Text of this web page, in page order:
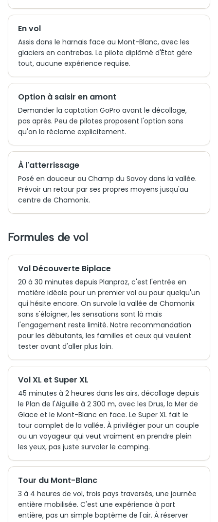
En vol
Assis dans le harnais face au Mont-Blanc, avec les
glaciers en contrebas. Le pilote diplômé d'État gère
tout, aucune expérience requise.
Option à saisir en amont
Demander la captation GoPro avant le décollage,
pas après. Peu de pilotes proposent l'option sans
qu'on la réclame explicitement.
À l'atterrissage
Posé en douceur au Champ du Savoy dans la vallée.
Prévoir un retour par ses propres moyens jusqu'au
centre de Chamonix.
Formules de vol
Vol Découverte Biplace
20 à 30 minutes depuis Planpraz, c'est l'entrée en
matière idéale pour un premier vol ou pour quelqu'un
qui hésite encore. On survole la vallée de Chamonix
sans s'éloigner, les sensations sont là mais
l'engagement reste limité. Notre recommandation
pour les débutants, les familles et ceux qui veulent
tester avant d'aller plus loin.
Vol XL et Super XL
45 minutes à 2 heures dans les airs, décollage depuis
le Plan de l'Aiguille à 2 300 m, avec les Drus, la Mer de
Glace et le Mont-Blanc en face. Le Super XL fait le
tour complet de la vallée. À privilégier pour un couple
ou un voyageur qui veut vraiment en prendre plein
les yeux, pas juste survoler le camping.
Tour du Mont-Blanc
3 à 4 heures de vol, trois pays traversés, une journée
entière mobilisée. C'est une expérience à part
entière, pas un simple baptême de l'air. À réserver